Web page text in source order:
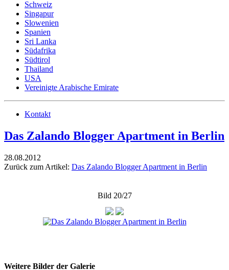
Schweiz
Singapur
Slowenien
Spanien
Sri Lanka
Südafrika
Südtirol
Thailand
USA
Vereinigte Arabische Emirate
Kontakt
Das Zalando Blogger Apartment in Berlin
28.08.2012
Zurück zum Artikel: Das Zalando Blogger Apartment in Berlin
Bild 20/27
Weitere Bilder der Galerie